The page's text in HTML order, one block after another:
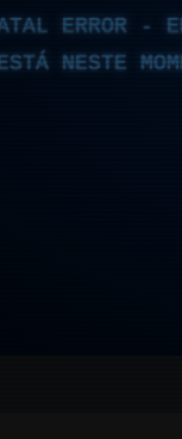
ERROR -
NESTE